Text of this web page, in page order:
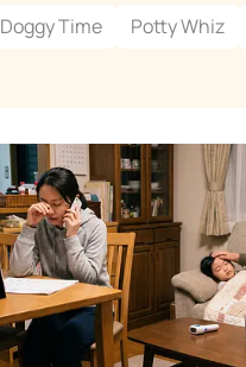
Doggy Time Potty Whiz